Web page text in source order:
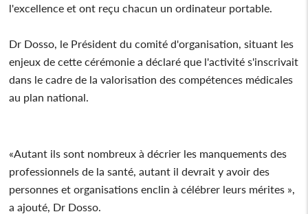
l'excellence et ont reçu chacun un ordinateur portable.
Dr Dosso, le Président du comité d'organisation, situant les
enjeux de cette cérémonie a déclaré que l'activité s'inscrivait
dans le cadre de la valorisation des compétences médicales
au plan national.
«Autant ils sont nombreux à décrier les manquements des
professionnels de la santé, autant il devrait y avoir des
personnes et organisations enclin à célébrer leurs mérites »,
a ajouté, Dr Dosso.